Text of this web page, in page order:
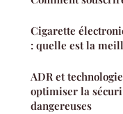
Cigarette
: quelle est la
ADR et
optimiser la
dangereuses